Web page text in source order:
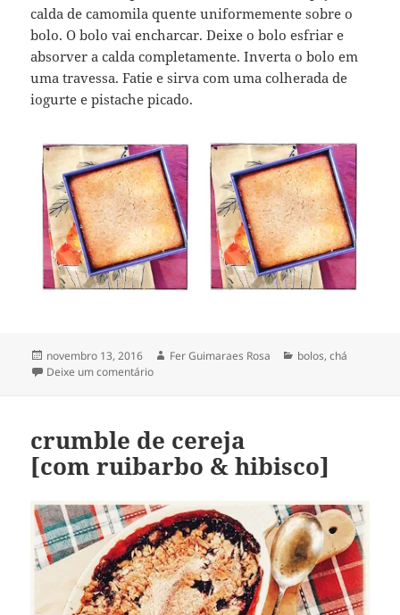
calda de camomila quente uniformemente sobre o
bolo. O bolo vai encharcar. Deixe o bolo esfriar e
absorver a calda completamente. Inverta o bolo em
uma travessa. Fatie e sirva com uma colherada de
iogurte e pistache picado.
Publicado
em
novembro 13, 2016 Autor
Fer Guimaraes Rosa Categorias
bolos,chá
Deixe um comentárioem revani — bolo de semolina
crumble de cereja
[com ruibarbo & hibisco]